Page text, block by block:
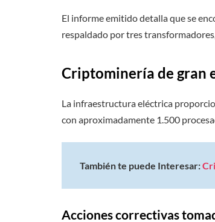
El informe emitido detalla que se
respaldado por tres
Criptominería de gran
La infraestructura eléctrica
con aproximadamente 1.500
También te puede Interesar:
Acciones correctivas